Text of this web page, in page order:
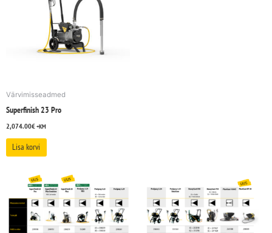
Värvimisseadmed
Superfinish 23 Pro
2,074.00€+KM
Lisa korvi